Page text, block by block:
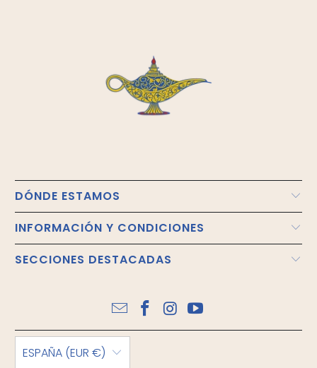
DÓNDE ESTAMOS
INFORMACIÓN Y CONDICIONES
SECCIONES DESTACADAS
ESPAÑA (EUR €)